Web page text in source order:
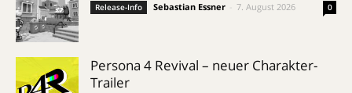
Release-Info Sebastian Essner 7. August 2026 0
Persona 4 Revival – neuer Charakter-
Trailer